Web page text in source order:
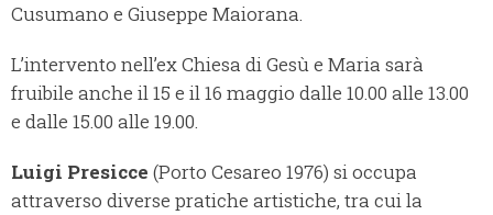
Cusumano e Giuseppe Maiorana.
L’intervento nell’ex Chiesa di Gesù e Maria sarà
fruibile anche il 15 e il 16 maggio dalle 10.00 alle 13.00
e dalle 15.00 alle 19.00.
Luigi Presicce (Porto Cesareo 1976) si occupa
attraverso diverse pratiche artistiche, tra cui la